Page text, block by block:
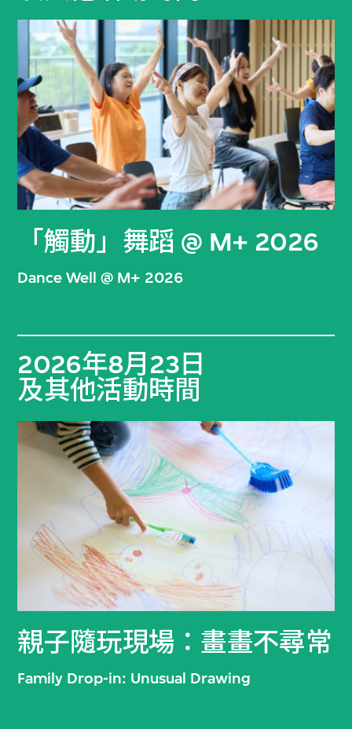
「觸動」舞蹈 @ M+ 2026
Dance Well @ M+ 2026
2026年8月23日
及其他活動時間
親子隨玩現場：畫畫不尋常
Family Drop-in: Unusual Drawing